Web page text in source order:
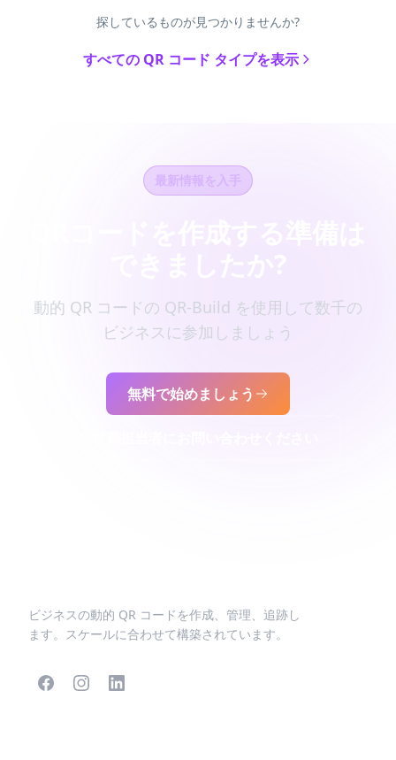
探しているものが見つかりませんか?
すべての QR コード タイプを表示
最新情報を入手
動的 QR コードの QR-Build を使用して数千の
ビジネスに参加しましょう
無料で始めましょう
ビジネスの動的 QR コードを作成、管理、追跡し
ます。スケールに合わせて構築されています。